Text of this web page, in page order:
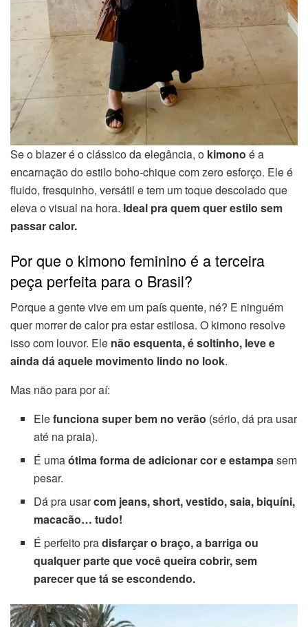
Se o blazer é o clássico da elegância, o kimono é a
encarnação do estilo boho-chique com zero esforço. Ele é
fluido, fresquinho, versátil e tem um toque descolado que
eleva o visual na hora. Ideal pra quem quer estilo sem
passar calor.
Por que o kimono feminino é a terceira
peça perfeita para o Brasil?
Porque a gente vive em um país quente, né? E ninguém
quer morrer de calor pra estar estilosa. O kimono resolve
isso com louvor. Ele não esquenta, é soltinho, leve e
ainda dá aquele movimento lindo no look.
Mas não para por aí:
Elefunciona super bem no verão (sério, dá pra usar
até na praia).
É umaótima forma de adicionar cor e estampasem
pesar.
Dá pra usarcom jeans, short, vestido, saia, biquíni,
macacão… tudo!
É perfeito pradisfarçar o braço, a barriga ou
qualquer parte que você queira cobrir, sem
parecer que tá se escondendo.